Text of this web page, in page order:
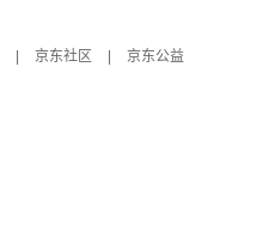
京东社区
京东公益